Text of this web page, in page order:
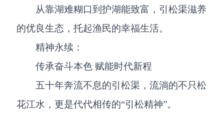
从靠湖难糊口到护湖能致富，引松渠滋养
的优良生态，托起渔民的幸福生活。
精神永续：
传承奋斗本色 赋能时代新程
五十年奔流不息的引松渠，流淌的不只松
花江水，更是代代相传的“引松精神”。